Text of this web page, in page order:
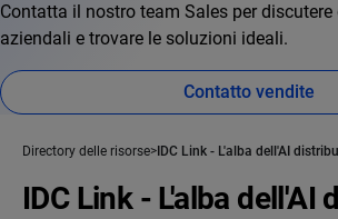
Contatta il nostro team Sales per discutere
aziendali e trovare le soluzioni ideali.
Contatto vendite
Directory delle risorse IDC Link - L'alba dell'AI
IDC Link - L'alba dell'AI